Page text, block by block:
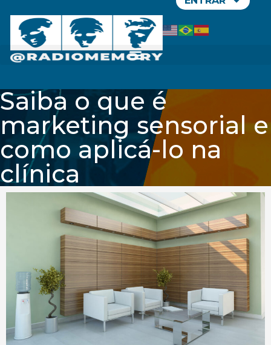
Saiba o que é
marketing sensorial e
como aplicá-lo na
clínica